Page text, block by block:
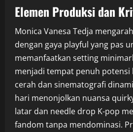
Elemen Produksi dan
Monica Vanesa Tedja
dengan gaya playful yang pas
memanfaatkan setting
menjadi tempat penuh potensi
cerah dan sinematografi
hari menonjolkan nuansa
latar dan needle drop K-pop
fandom tanpa mendominasi.